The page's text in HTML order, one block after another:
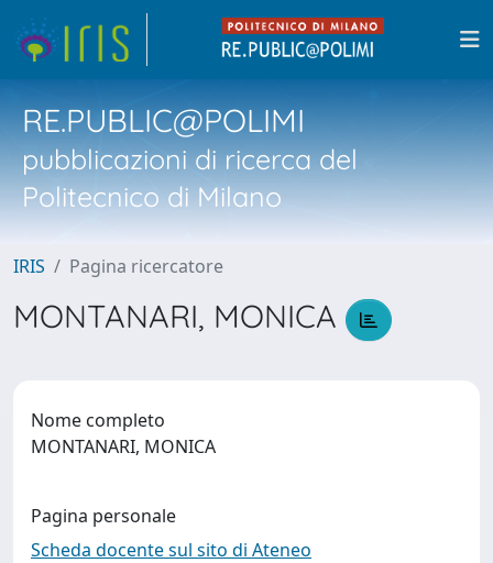
RE.PUBLIC@POLIMI
pubblicazioni di ricerca del
Politecnico di Milano
IRIS Pagina ricercatore
MONTANARI, MONICA
Nome completo
MONTANARI, MONICA
Pagina personale
Scheda docente sul sito di Ateneo